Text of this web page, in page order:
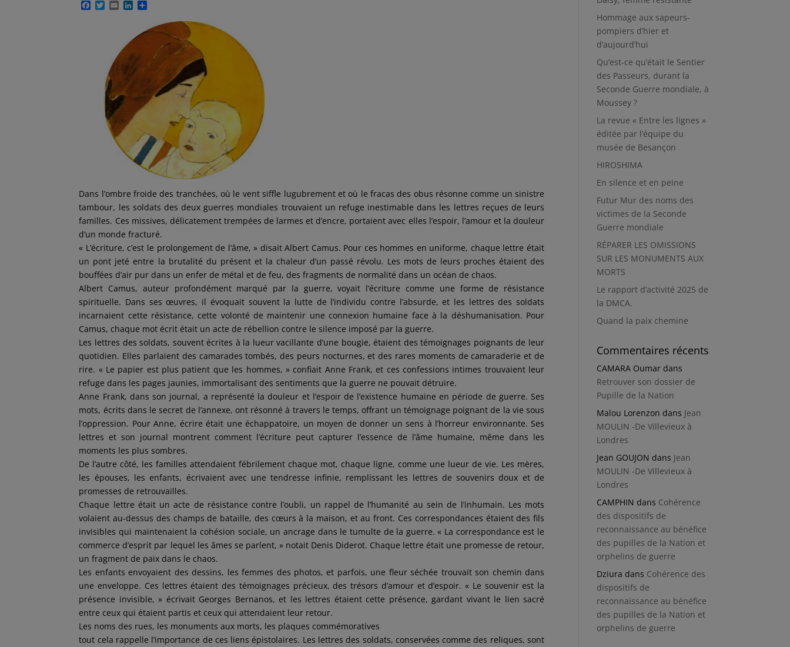
F T E L
k
e
d
n
t
Dans l’ombre froide des tranchées, où le vent siffle lugubrement et où le fracas des obus résonne comme un sinistre
tambour, les soldats des deux guerres mondiales trouvaient un refuge inestimable dans les lettres reçues de leurs
familles. Ces missives, délicatement trempées de larmes et d’encre, portaient avec elles l’espoir, l’amour et la douleur
d’un monde fracturé.
« L’écriture, c’est le prolongement de l’âme, » disait Albert Camus. Pour ces hommes en uniforme, chaque lettre était
un pont jeté entre la brutalité du présent et la chaleur d’un passé révolu. Les mots de leurs proches étaient des
bouffées d’air pur dans un enfer de métal et de feu, des fragments de normalité dans un océan de chaos.
Albert Camus, auteur profondément marqué par la guerre, voyait l’écriture comme une forme de résistance
spirituelle. Dans ses œuvres, il évoquait souvent la lutte de l’individu contre l’absurde, et les lettres des soldats
incarnaient cette résistance, cette volonté de maintenir une connexion humaine face à la déshumanisation. Pour
Camus, chaque mot écrit était un acte de rébellion contre le silence imposé par la guerre.
Les lettres des soldats, souvent écrites à la lueur vacillante d’une bougie, étaient des témoignages poignants de leur
quotidien. Elles parlaient des camarades tombés, des peurs nocturnes, et des rares moments de camaraderie et de
rire. « Le papier est plus patient que les hommes, » confiait Anne Frank, et ces confessions intimes trouvaient leur
refuge dans les pages jaunies, immortalisant des sentiments que la guerre ne pouvait détruire.
Anne Frank, dans son journal, a représenté la douleur et l’espoir de l’existence humaine en période de guerre. Ses
mots, écrits dans le secret de l’annexe, ont résonné à travers le temps, offrant un témoignage poignant de la vie sous
l’oppression. Pour Anne, écrire était une échappatoire, un moyen de donner un sens à l’horreur environnante. Ses
lettres et son journal montrent comment l’écriture peut capturer l’essence de l’âme humaine, même dans les
moments les plus sombres.
De l’autre côté, les familles attendaient fébrilement chaque mot, chaque ligne, comme une lueur de vie. Les mères,
les épouses, les enfants, écrivaient avec une tendresse infinie, remplissant les lettres de souvenirs doux et de
promesses de retrouvailles.
Chaque lettre était un acte de résistance contre l’oubli, un rappel de l’humanité au sein de l’inhumain. Les mots
volaient au-dessus des champs de bataille, des cœurs à la maison, et au front. Ces correspondances étaient des fils
invisibles qui maintenaient la cohésion sociale, un ancrage dans le tumulte de la guerre. « La correspondance est le
commerce d’esprit par lequel les âmes se parlent, » notait Denis Diderot. Chaque lettre était une promesse de retour,
un fragment de paix dans le chaos.
Les enfants envoyaient des dessins, les femmes des photos, et parfois, une fleur séchée trouvait son chemin dans
une enveloppe. Ces lettres étaient des témoignages précieux, des trésors d’amour et d’espoir. « Le souvenir est la
présence invisible, » écrivait Georges Bernanos, et les lettres étaient cette présence, gardant vivant le lien sacré
entre ceux qui étaient partis et ceux qui attendaient leur retour.
Les noms des rues, les monuments aux morts, les plaques commémoratives
tout cela rappelle l’importance de ces liens épistolaires. Les lettres des soldats, conservées comme des reliques, sont
Hommage aux sapeurs-
pompiers d’hier et
d’aujourd’hui
Qu’est-ce qu’était le Sentier
des Passeurs, durant la
Seconde Guerre mondiale, à
Moussey ?
La revue « Entre les lignes »
éditée par l’équipe du
musée de Besançon
HIROSHIMA
En silence et en peine
Futur Mur des noms des
victimes de la Seconde
Guerre mondiale
RÉPARER LES OMISSIONS
SUR LES MONUMENTS AUX
MORTS
Le rapport d’activité 2025 de
la DMCA.
Quand la paix chemine
Commentaires récents
CAMARA Oumar dans
Retrouver son dossier de
Pupille de la Nation
Malou Lorenzon dans Jean
MOULIN -De Villevieux à
Londres
Jean GOUJON dans Jean
MOULIN -De Villevieux à
Londres
CAMPHIN dans Cohérence
des dispositifs de
reconnaissance au bénéfice
des pupilles de la Nation et
orphelins de guerre
Dziura dans Cohérence des
dispositifs de
reconnaissance au bénéfice
des pupilles de la Nation et
orphelins de guerre